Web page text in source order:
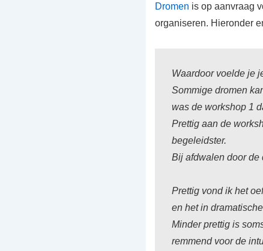
Dromen is op aanvraag
organiseren. Hieronder
Waardoor voelde je
Sommige dromen
was de workshop 1
Prettig aan de
begeleidster.
Bij afdwalen door de
Prettig vond ik het
en het in
Minder prettig is
remmend voor de